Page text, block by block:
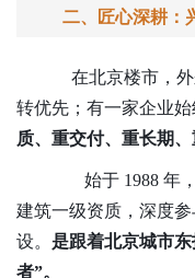
二、匠心深耕：兴
在北京楼市，外
转优先；有一家企业始
质、重交付、重长期
始于 1988 年
建筑一级资质，深度
设。 是跟着北京城市
者”。